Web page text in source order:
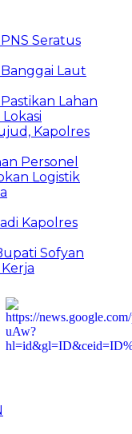
Seratus
Laut
Lahan
Kapolres
Personel
Logistik
Kapolres
Sofyan